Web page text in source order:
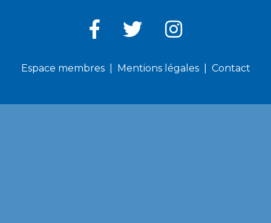
Espace membres Mentions légales Contact